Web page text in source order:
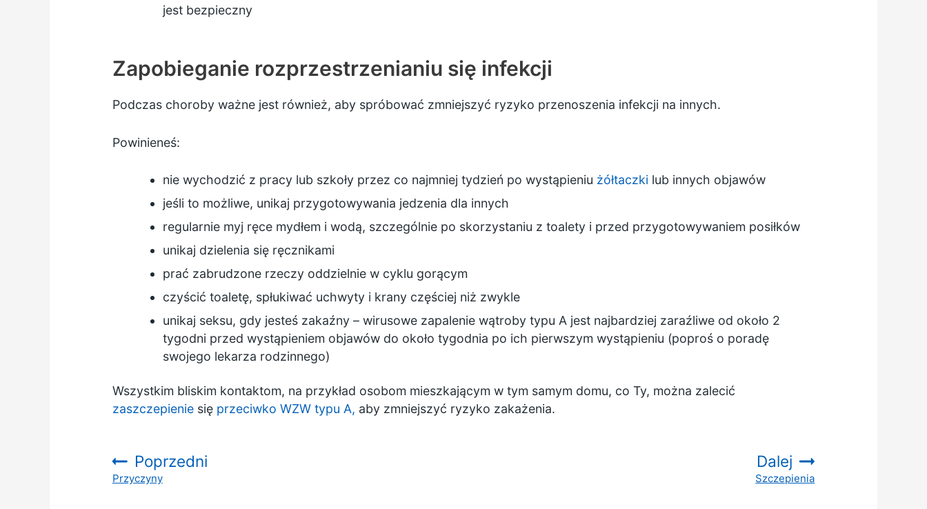
jest bezpieczny
Zapobieganie rozprzestrzenianiu się infekcji
Podczas choroby ważne jest również, aby spróbować zmniejszyć ryzyko przenoszenia infekcji na innych.
Powinieneś:
nie wychodzić z pracy lub szkoły przez co najmniej tydzień po wystąpieniu żółtaczki lub innych objawów
jeśli to możliwe, unikaj przygotowywania jedzenia dla innych
regularnie myj ręce mydłem i wodą, szczególnie po skorzystaniu z toalety i przed przygotowywaniem posiłków
unikaj dzielenia się ręcznikami
prać zabrudzone rzeczy oddzielnie w cyklu gorącym
czyścić toaletę, spłukiwać uchwyty i krany częściej niż zwykle
unikaj seksu, gdy jesteś zakaźny – wirusowe zapalenie wątroby typu A jest najbardziej zaraźliwe od około 2
tygodni przed wystąpieniem objawów do około tygodnia po ich pierwszym wystąpieniu (poproś o poradę
swojego lekarza rodzinnego)
Wszystkim bliskim kontaktom, na przykład osobom mieszkającym w tym samym domu, co Ty, można zalecić
zaszczepieniesię przeciwko WZW typu A, aby zmniejszyć ryzyko zakażenia.
Poprzedni
:Przyczyny
Dalej
:
Szczepienia